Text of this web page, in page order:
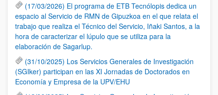
(17/03/2026) El programa de ETB Tecnólopis dedica un
espacio al Servicio de RMN de Gipuzkoa en el que relata el
trabajo que realiza el Técnico del Servicio, Iñaki Santos, a la
hora de caracterizar el lúpulo que se utiliza para la
elaboración de Sagarlup.
(31/10/2025) Los Servicios Generales de Investigación
(SGIker) participan en las XI Jornadas de Doctorados en
Economía y Empresa de la UPV/EHU